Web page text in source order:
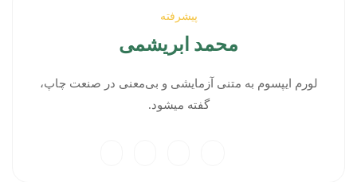
پیشرفته
محمد ابریشمی
لورم ایپسوم به متنی آزمایشی و بی‌معنی در صنعت چاپ،
گفته میشود.